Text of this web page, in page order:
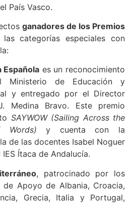
País Vasco.
ganadores de los Premios
categorías especiales con
Española es un reconocimiento
Ministerio de Educación y
y entregado por el Director
Medina Bravo. Este premio
SAYWOW (Sailing Across the
Words)y cuenta con la
de las docentes Isabel Noguer
Ítaca de Andalucía.
, patrocinado por los
de Apoyo de Albania, Croacia,
Grecia, Italia y Portugal,